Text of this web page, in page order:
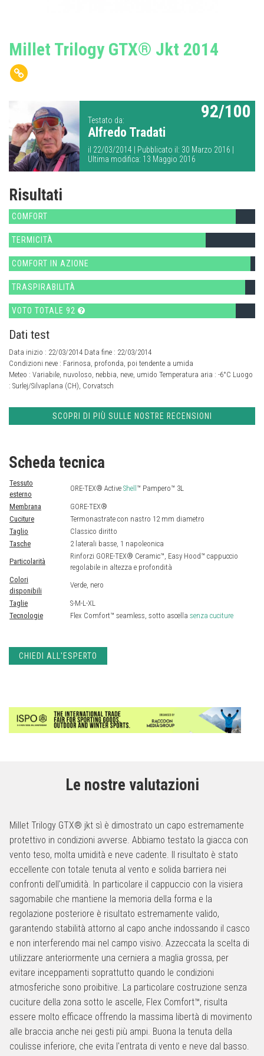
Millet Trilogy GTX® Jkt 2014
Testato da:
Alfredo Tradati
il 22/03/2014 | Pubblicato il: 30 Marzo 2016 |
Ultima modifica: 13 Maggio 2016
92/100
Risultati
COMFORT
TERMICITÀ
COMFORT IN AZIONE
TRASPIRABILITÀ
VOTO TOTALE 92
Dati test
Data inizio : 22/03/2014 Data fine : 22/03/2014
Condizioni neve : Farinosa, profonda, poi tendente a umida
Meteo : Variabile, nuvoloso, nebbia, neve, umido Temperatura aria : -6°C Luogo
: Surlej/Silvaplana (CH), Corvatsch
SCOPRI DI PIÙ SULLE NOSTRE RECENSIONI
Scheda tecnica
Tessuto
esterno
ORE-TEX® Active Shell ™ Pampero™ 3L
Membrana
GORE-TEX®
Cuciture
Termonastrate con nastro 12 mm diametro
Taglio
Classico diritto
Tasche
2 laterali basse, 1 napoleonica
Particolarità
Rinforzi GORE-TEX® Ceramic™, Easy Hood™ cappuccio
regolabile in altezza e profondità
Colori
disponibili
Verde, nero
Taglie
S-M-L-XL
Tecnologie
Flex Comfort™ seamless, sotto ascella senza cuciture
CHIEDI ALL'ESPERTO
Le nostre valutazioni
Millet Trilogy GTX® jkt sì è dimostrato un capo estremamente
protettivo in condizioni avverse. Abbiamo testato la giacca con
vento teso, molta umidità e neve cadente. Il risultato è stato
eccellente con totale tenuta al vento e solida barriera nei
confronti dell'umidità. In particolare il cappuccio con la visiera
sagomabile che mantiene la memoria della forma e la
regolazione posteriore è risultato estremamente valido,
garantendo stabilità attorno al capo anche indossando il casco
e non interferendo mai nel campo visivo. Azzeccata la scelta di
utilizzare anteriormente una cerniera a maglia grossa, per
evitare inceppamenti soprattutto quando le condizioni
atmosferiche sono proibitive. La particolare costruzione senza
cuciture della zona sotto le ascelle, Flex Comfort™, risulta
essere molto efficace offrendo la massima libertà di movimento
alle braccia anche nei gesti più ampi. Buona la tenuta della
coulisse inferiore, che evita l'entrata di vento e neve dal basso.